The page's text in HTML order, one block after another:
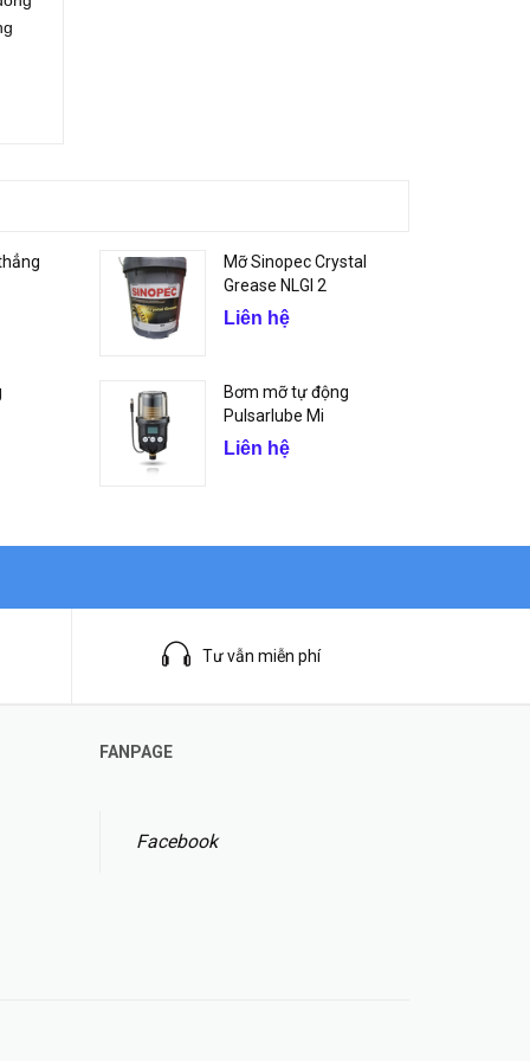
Mỡ Sinopec Crystal
Grease NLGI 2
Liên hệ
Bơm mỡ tự động
Pulsarlube Mi
Liên hệ
Tư vẫn miễn phí
FANPAGE
Facebook